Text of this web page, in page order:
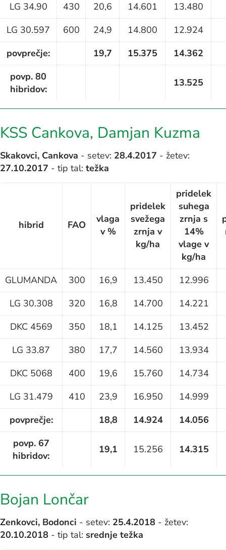
LG 34.90
430 20,6 14.601 13.480
LG 30.597
600 24,9 14.800
12.924
povprečje:
19,7 15.375 14.362
povp. 80
hibridov:
13.525
KSS Cankova, Damjan Kuzma
Skakovci, Cankova - setev: 28.4.2017 - žetev:
27.10.2017 - tip tal: težka
hibrid FAO
vlaga
v %
pridelek
svežega
zrnja v
kg/ha
pridelek
suhega
zrnja s
14%
vlage v
kg/ha
GLUMANDA 300 16,9 13.450
12.996
LG 30.308
320 16,8 14.700
14.221
DKC 4569
350 18,1 14.125
13.452
LG 33.87
380 17,7 14.560
13.934
DKC 5068
400 19,6 15.760
14.734
LG 31.479
410 23,9 16.950
14.999
povprečje:
18,8 14.924
14.056
povp. 67
hibridov:
19,1 15.256 14.315
Bojan Lončar
Zenkovci, Bodonci - setev: 25.4.2018 - žetev:
20.10.2018 - tip tal: srednje težka